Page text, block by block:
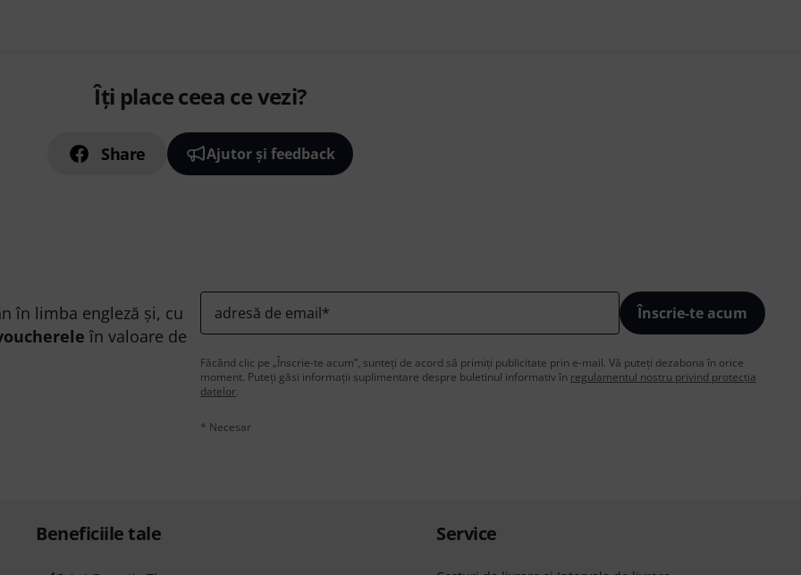
Îți place ceea ce vezi?
Share Ajutor și feedback
în limba engleză și, cu
în valoare de
adresă de email* Înscrie-te acum
Făcând clic pe „Înscrie-te acum”, sunteți de acord să primiți publicitate prin e-mail. Vă puteți dezabona în orice
moment. Puteți găsi informații suplimentare despre buletinul informativ în regulamentul nostru privind protecția
datelor.
* Necesar
Beneficiile tale Service